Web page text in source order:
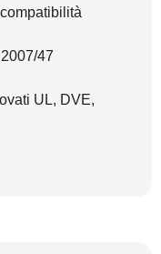
47
UL, DVE,